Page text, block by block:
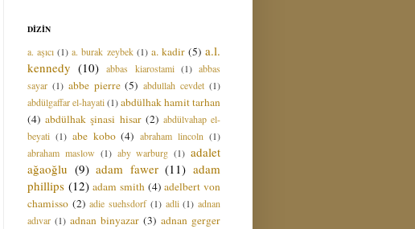
DİZİN
a. aşıcı (1) a. burak zeybek (1) a. kadir (5) a.l.
kennedy (10) abbas kiarostami (1) abbas
sayar (1) abbe pierre (5) abdullah cevdet (1)
abdülgaffar el-hayati(1)abdülhak hamit tarhan
(4) abdülhak şinasi hisar (2) abdülvahap el-
beyati (1) abe kobo (4) abraham lincoln (1)
abraham maslow (1) aby warburg (1) adalet
ağaoğlu (9) adam fawer (11) adam
phillips (12) adam smith (4) adelbert von
chamisso (2) adie suehsdorf (1) adli (1) adnan
adıvar (1) adnan binyazar (3) adnan gerger